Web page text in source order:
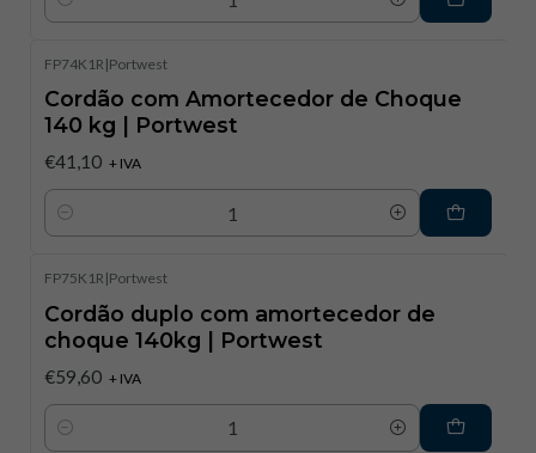
Quantidade
FP74K1R |Portwest
Cordão com Amortecedor de Choque
140 kg | Portwest
€41,10 + IVA
Quantidade
FP75K1R |Portwest
Cordão duplo com amortecedor de
choque 140kg | Portwest
€59,60 + IVA
Quantidade